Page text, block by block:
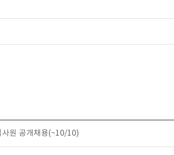
원 공개채용(~10/10)